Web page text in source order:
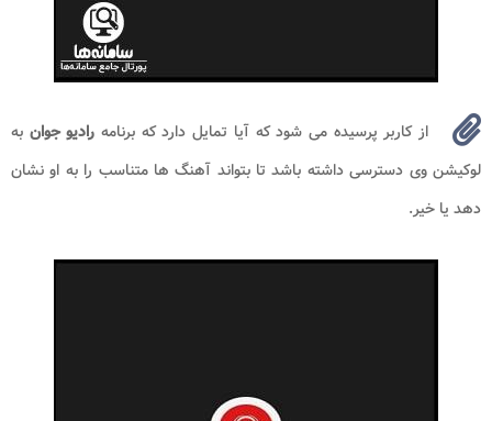
از کاربر پرسیده می شود که آیا تمایل دارد که برنامه رادیو جوان به
لوکیشن وی دسترسی داشته باشد تا بتواند آهنگ ها متناسب را به او نشان
دهد یا خیر.